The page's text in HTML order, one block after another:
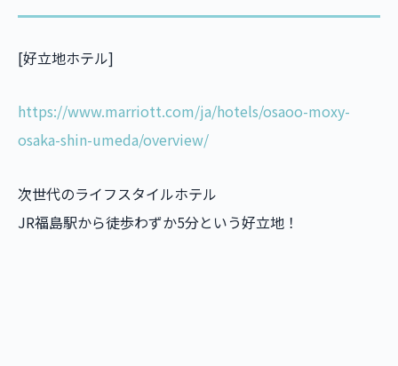
[好立地ホテル]
https://www.marriott.com/ja/hotels/osaoo-moxy-
osaka-shin-umeda/overview/
次世代のライフスタイルホテル
JR福島駅から徒歩わずか5分という好立地！